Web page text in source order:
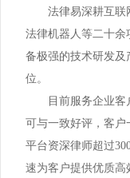
税务筹划
商务谈判
股权架构
股权分配与并购
企业知识产权管理
买卖合同方案
建设工程方案
借款合同方案
租赁合同方案
贸易合同方案
公司股权方案
南宁企业法律顾问
福州企业法律顾问
深圳企业法律顾问
重庆企业法律顾问
成都企业法律顾问
武汉企业法律顾问
西安企业法律顾问
法律知识
法律培训
法律指导
深圳企业法律顾问
太原企业法律顾问
兰州企业法律顾问
法律之家简介
荣誉资质
渠道合作
联系我们
合作
法律易深耕互联
法律机器人等二十
备极强的技术研发
位。
目前服务企业客户
可与一致好评，客户
平台资深律师超过
速为客户提供优质高